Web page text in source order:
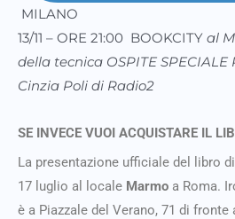
MILANO
13/11 – ORE 21:00 BOOKCITY al
della tecnica OSPITE
Cinzia Poli di Radio2
SE INVECE VUOI ACQUISTARE IL
La presentazione ufficiale del libro di
17 luglio al locale Marmo a Roma.
è a Piazzale del Verano, 71 di